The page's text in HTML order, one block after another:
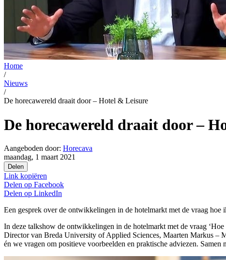
Home
/
Nieuws
/
De horecawereld draait door – Hotel & Leisure
De horecawereld draait door –
Aangeboden door: Horecava
maandag, 1 maart 2021
Delen
Link kopiëren
Delen op Facebook
Delen op LinkedIn
Een gesprek over de ontwikkelingen in de hotelmarkt met de vraag
In deze talkshow de ontwikkelingen in de hotelmarkt met de vraag
Director van Breda University of Applied Sciences, Maarten Markus –
én we vragen om positieve voorbeelden en praktische adviezen. Samen